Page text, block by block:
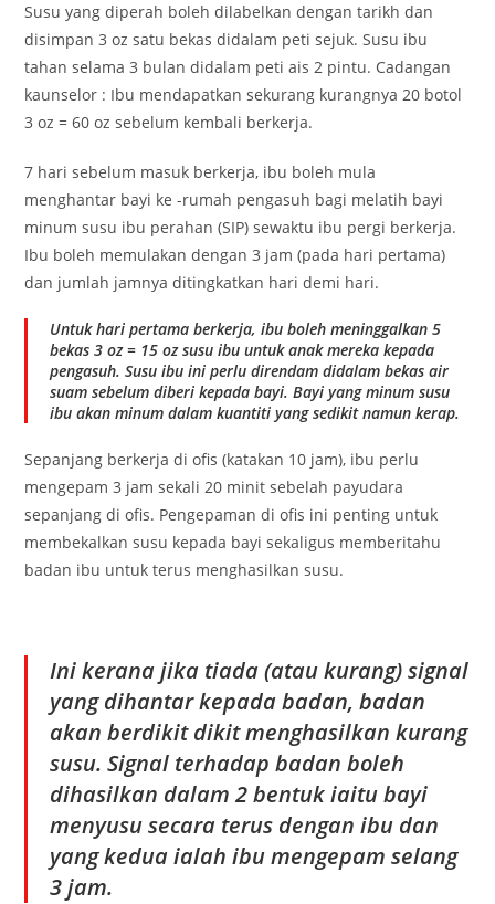
Susu yang diperah boleh dilabelkan dengan tarikh dan
disimpan 3 oz satu bekas didalam peti sejuk. Susu ibu
tahan selama 3 bulan didalam peti ais 2 pintu. Cadangan
kaunselor : Ibu mendapatkan sekurang kurangnya 20 botol
3 oz = 60 oz sebelum kembali berkerja.
7 hari sebelum masuk berkerja, ibu boleh mula
menghantar bayi ke -rumah pengasuh bagi melatih bayi
minum susu ibu perahan (SIP) sewaktu ibu pergi berkerja.
Ibu boleh memulakan dengan 3 jam (pada hari pertama)
dan jumlah jamnya ditingkatkan hari demi hari.
Untuk hari pertama berkerja, ibu boleh meninggalkan 5
bekas 3 oz = 15 oz susu ibu untuk anak mereka kepada
pengasuh. Susu ibu ini perlu direndam didalam bekas air
suam sebelum diberi kepada bayi. Bayi yang minum susu
ibu akan minum dalam kuantiti yang sedikit namun kerap.
Sepanjang berkerja di ofis (katakan 10 jam), ibu perlu
mengepam 3 jam sekali 20 minit sebelah payudara
sepanjang di ofis. Pengepaman di ofis ini penting untuk
membekalkan susu kepada bayi sekaligus memberitahu
badan ibu untuk terus menghasilkan susu.
Ini kerana jika tiada (atau kurang) signal
yang dihantar kepada badan, badan
akan berdikit dikit menghasilkan kurang
susu. Signal terhadap badan boleh
dihasilkan dalam 2 bentuk iaitu bayi
menyusu secara terus dengan ibu dan
yang kedua ialah ibu mengepam selang
3 jam.